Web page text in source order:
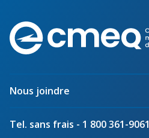
Nous joindre
Tel. sans frais - 1 800 361-9061